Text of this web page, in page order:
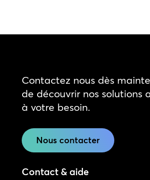
Contactez nous dès
de découvrir nos solutions
à votre besoin.
Nous contacter
Contact & aide